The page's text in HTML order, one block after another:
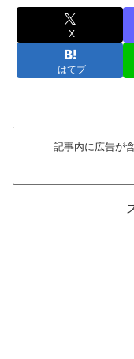
X
はてブ
記事内に広告が